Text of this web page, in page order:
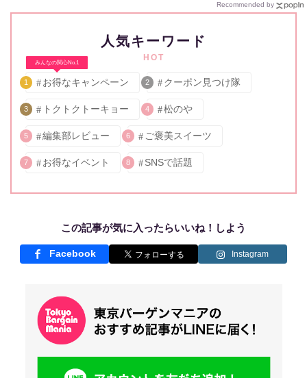
Recommended by
人気キーワード
HOT
みんなの関心No.1
1 お得なキャンペーン 2 クーポン見つけ隊
3 トクトクトーキョー 4 松のや
5 編集部レビュー 6 ご褒美スイーツ
7 お得なイベント 8 SNSで話題
この記事が気に入ったらいいね！しよう
Facebook Instagram